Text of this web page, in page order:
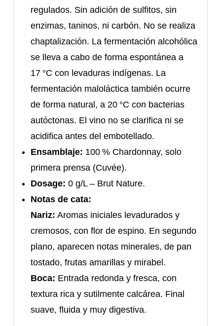
regulados. Sin adición de sulfitos, sin
enzimas, taninos, ni carbón. No se realiza
chaptalización. La fermentación alcohólica
se lleva a cabo de forma espontánea a
17 °C con levaduras indígenas. La
fermentación maloláctica también ocurre
de forma natural, a 20 °C con bacterias
autóctonas. El vino no se clarifica ni se
acidifica antes del embotellado.
Ensamblaje: 100 % Chardonnay, solo
primera prensa (Cuvée).
Dosage: 0 g/L – Brut Nature.
Notas de cata:
Nariz: Aromas iniciales levadurados y
cremosos, con flor de espino. En segundo
plano, aparecen notas minerales, de pan
tostado, frutas amarillas y mirabel.
Boca: Entrada redonda y fresca, con
textura rica y sutilmente calcárea. Final
suave, fluida y muy digestiva.